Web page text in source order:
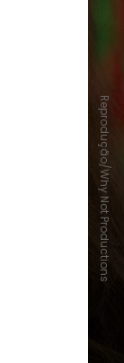
Reprodução/Why Not Productions